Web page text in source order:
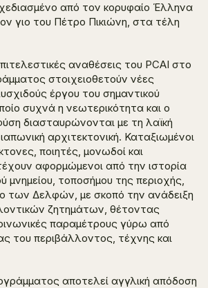
από τον κορυφαίο Έλληνα
γιο του Πέτρο Πικιώνη, στα τέλη
αναθέσεις του PCAI στο
στοιχειοθετούν νέες
έργου του σημαντικού
συχνά η νεωτερικότητα και ο
διασταυρώνονται με τη λαϊκή
αρχιτεκτονική. Καταξιωμένοι
ποιητές, μονωδοί και
αφορμώμενοι από την ιστορία
μνημείου, τοποσήμου της περιοχής,
των Δελφών, με σκοπό την ανάδειξη
ζητημάτων, θέτοντας
παραμέτρους γύρω από
του περιβάλλοντος, τέχνης και
αποτελεί αγγλική απόδοση